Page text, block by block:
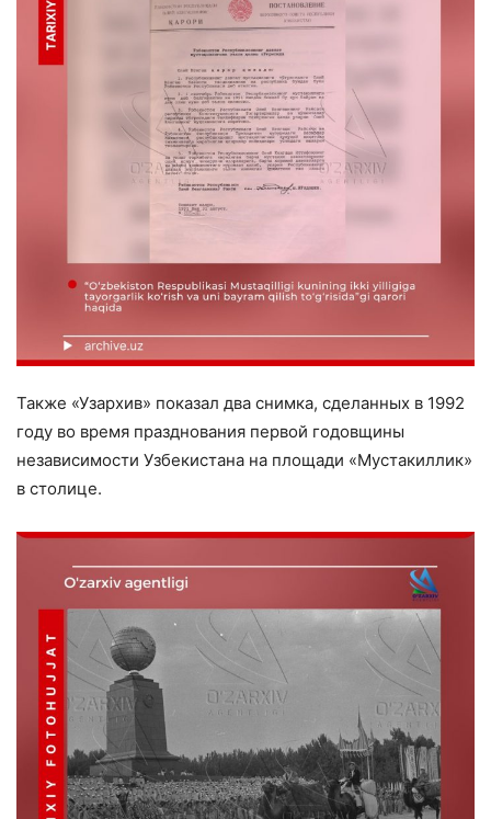
Также «Узархив» показал два снимка, сделанных в 1992
году во время празднования первой годовщины
независимости Узбекистана на площади «Мустакиллик»
в столице.